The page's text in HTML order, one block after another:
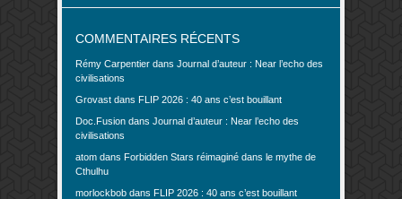
COMMENTAIRES RÉCENTS
Rémy Carpentier dans Journal d’auteur : Near l’echo des
civilisations
Grovast dans FLIP 2026 : 40 ans c’est bouillant
Doc.Fusion dans Journal d’auteur : Near l’echo des
civilisations
atom dans Forbidden Stars réimaginé dans le mythe de
Cthulhu
morlockbob dans FLIP 2026 : 40 ans c’est bouillant